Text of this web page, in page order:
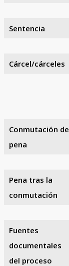
Sentencia
Cárcel/cárceles
Conmutación de
pena
Pena tras la
conmutación
Fuentes
documentales
del proceso